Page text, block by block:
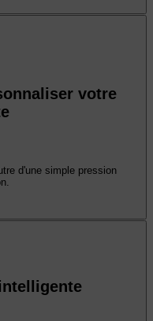
votre
d'une simple pression